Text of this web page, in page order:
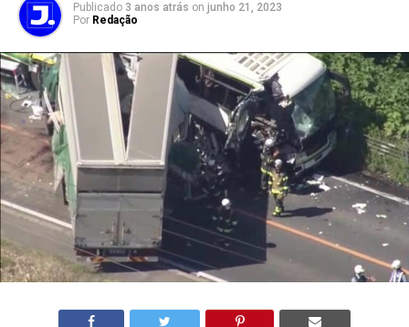
Publicado 3 anos atrás on junho 21, 2023
Por Redação